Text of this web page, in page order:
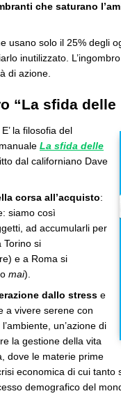
che saturano
usano solo il 25% degli
inutilizzato.
di azione.
“La sfida delle
la filosofia del
La sfida delle
dal californiano Dave
corsa all’acquisto:
siamo così
ad accumularli per
Torino si
e a Roma si
mai).
dallo stress e
a vivere serene con
un’azione di
la gestione della vita
dove le materie prime
economica di cui tanto
demografico del